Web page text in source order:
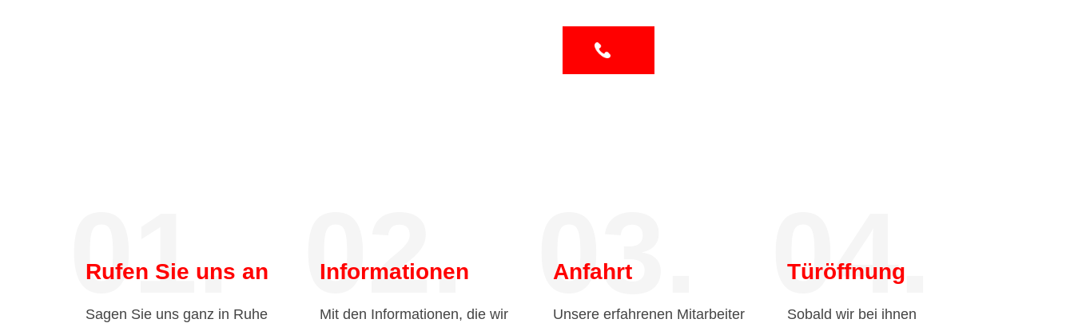
01.
Rufen Sie uns an
Sagen Sie uns ganz in Ruhe
02.
Informationen
Mit den Informationen, die wir
03.
Anfahrt
Unsere erfahrenen Mitarbeiter
04.
Türöffnung
Sobald wir bei ihnen